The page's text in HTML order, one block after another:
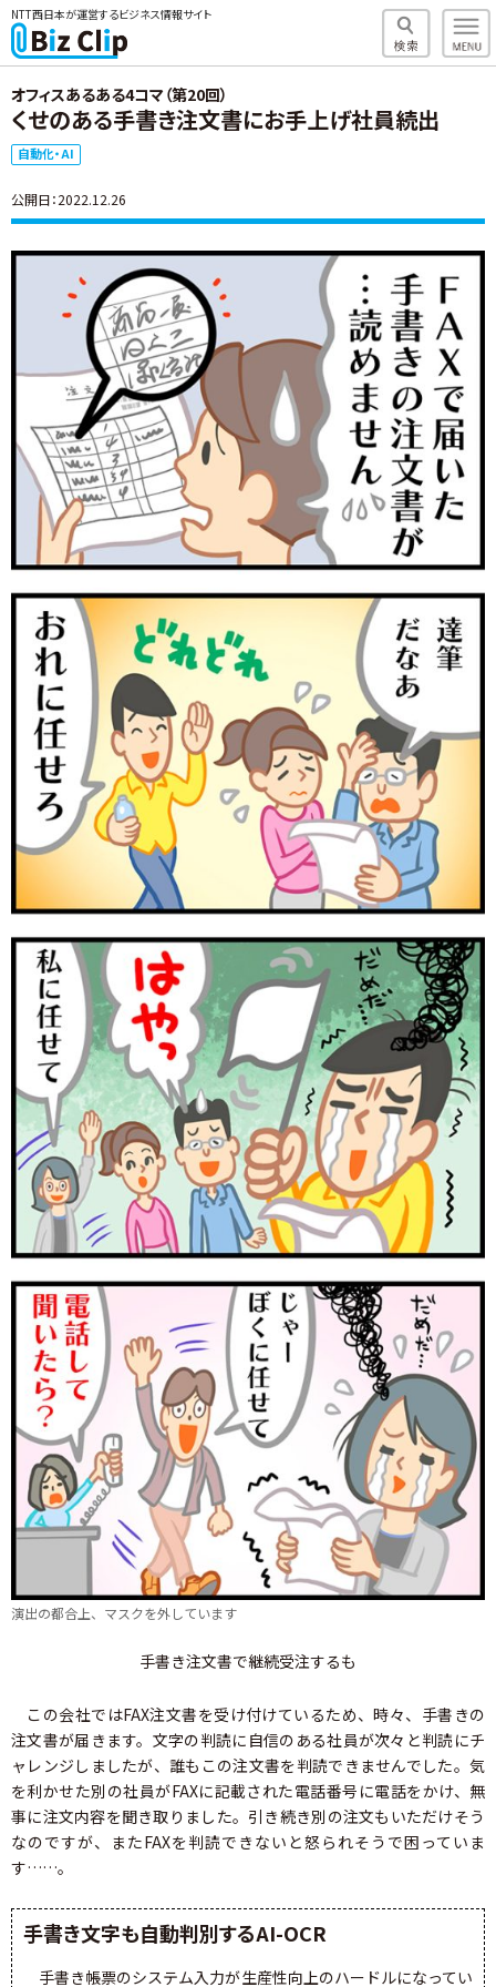
NTT西日本が運営するビジネス情報サイト
オフィスあるある4コマ（第20回）
くせのある手書き注文書にお手上げ社員続出
自動化・AI
公開日：2022.12.26
演出の都合上、マスクを外しています
手書き注文書で継続受注するも
この会社ではFAX注文書を受け付けているため、時々、手書きの
注文書が届きます。文字の判読に自信のある社員が次々と判読にチ
ャレンジしましたが、誰もこの注文書を判読できませんでした。気
を利かせた別の社員がFAXに記載された電話番号に電話をかけ、無
事に注文内容を聞き取りました。引き続き別の注文もいただけそう
なのですが、またFAXを判読できないと怒られそうで困っていま
す……。
手書き文字も自動判別するAI-OCR
手書き帳票のシステム入力が生産性向上のハードルになってい